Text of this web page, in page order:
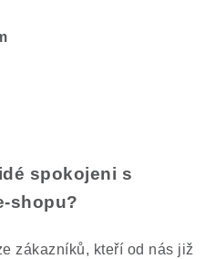
spokojeni s
shopu?
zákazníků, kteří od nás již